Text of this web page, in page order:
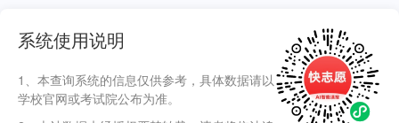
系统使用说明
1、本查询系统的信息仅供参考，具体数据请以
学校官网或考试院公布为准。